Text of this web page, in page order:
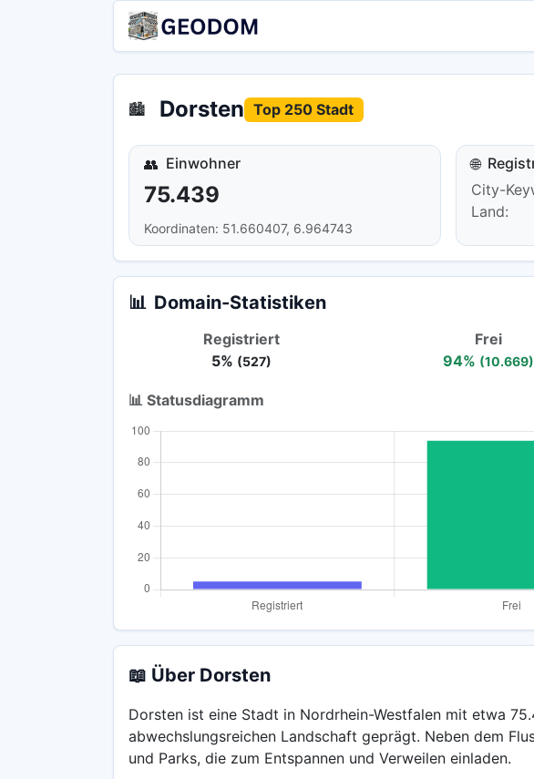
🏙️ Dorsten Top 250 Stadt
👥 Einwohner
75.439
Koordinaten: 51.660407, 6.964743
🌐
City-
Land:
📊 Domain-Statistiken
Registriert
5% (527)
Frei
94% (10.669)
📊 Statusdiagramm
📖 Über Dorsten
Dorsten ist eine Stadt in Nordrhein-Westfalen mit etwa
abwechslungsreichen Landschaft geprägt. Neben dem
und Parks, die zum Entspannen und Verweilen einladen.